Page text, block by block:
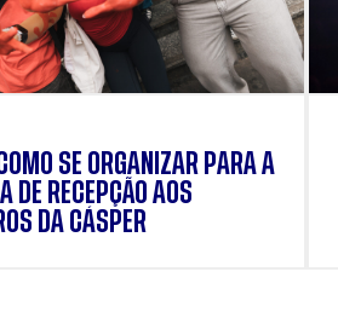
SE ORGANIZAR PARA A
DE RECEPÇÃO AOS
DA CÁSPER